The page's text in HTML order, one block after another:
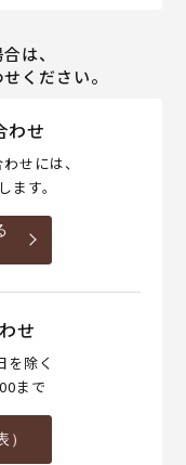
は、
ください。
わせ
せには、
す。
せ
を除く
まで